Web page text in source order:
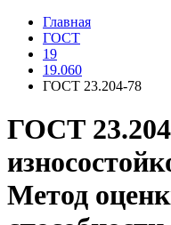
Главная
ГОСТ
19
19.060
ГОСТ 23.204-78
ГОСТ
Метод